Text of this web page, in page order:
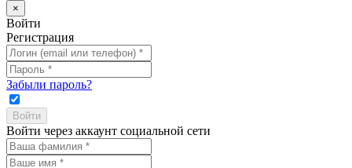
×
Войти
Регистрация
Забыли пароль?
Войти через аккаунт социальной сети